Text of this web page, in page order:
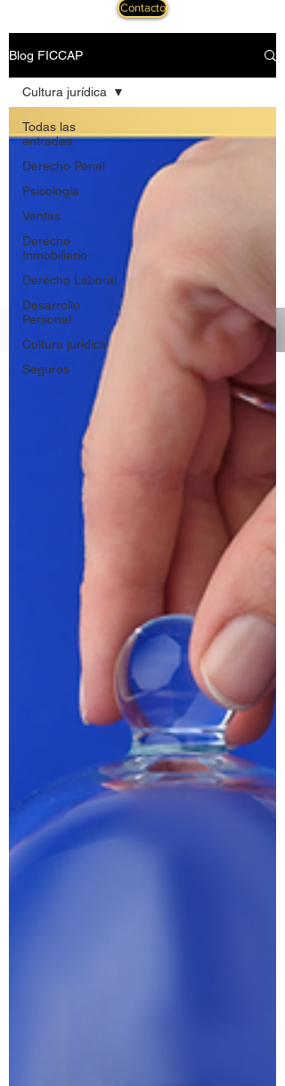
Contacto
Blog FICCAP
Todas las
entradas
Derecho Penal
Psicología
Ventas
Derecho
Inmobiliario
Derecho Laboral
Desarrollo
Personal
Cultura jurídica
Seguros
Cultura jurídica